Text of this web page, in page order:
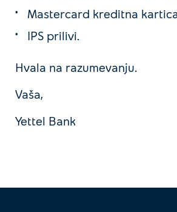
Mastercard kreditna
IPS prilivi.
Hvala na razumevanju.
Vaša,
Yettel Bank